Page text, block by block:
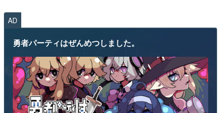
AD
勇者パーティはぜんめつしました。